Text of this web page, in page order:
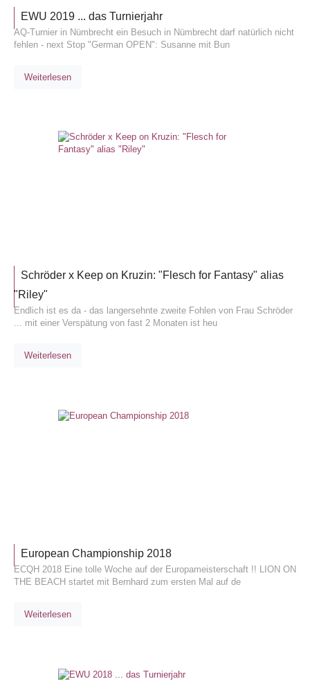
EWU 2019 ... das Turnierjahr
AQ-Turnier in Nümbrecht ein Besuch in Nümbrecht darf natürlich nicht
fehlen - next Stop "German OPEN": Susanne mit Bun
Weiterlesen
Schröder x Keep on Kruzin: "Flesch for Fantasy" alias
"Riley"
Endlich ist es da - das langersehnte zweite Fohlen von Frau Schröder
... mit einer Verspätung von fast 2 Monaten ist heu
Weiterlesen
European Championship 2018
ECQH 2018 Eine tolle Woche auf der Europameisterschaft !! LION ON
THE BEACH startet mit Bernhard zum ersten Mal auf de
Weiterlesen